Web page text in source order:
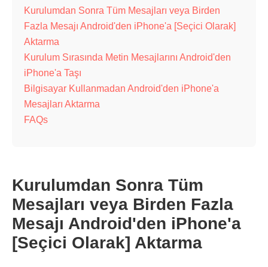
Kurulumdan Sonra Tüm Mesajları veya Birden
Fazla Mesajı Android'den iPhone'a [Seçici Olarak]
Aktarma
Kurulum Sırasında Metin Mesajlarını Android'den
iPhone'a Taşı
Bilgisayar Kullanmadan Android'den iPhone'a
Mesajları Aktarma
FAQs
Kurulumdan Sonra Tüm
Mesajları veya Birden Fazla
Mesajı Android'den iPhone'a
[Seçici Olarak] Aktarma